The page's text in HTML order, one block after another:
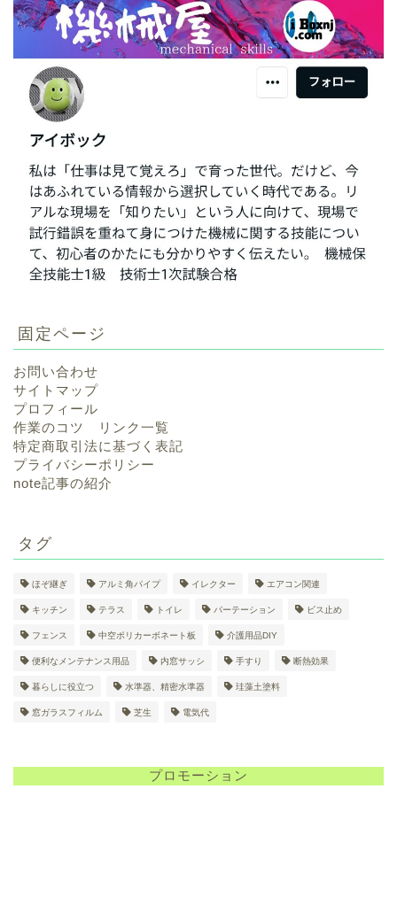
固定ページ
お問い合わせ
サイトマップ
プロフィール
作業のコツ リンク一覧
特定商取引法に基づく表記
プライバシーポリシー
note記事の紹介
タグ
ほぞ継ぎ アルミ角パイプ イレクター エアコン関連
キッチン テラス トイレ パーテーション ビス止め
フェンス 中空ポリカーボネート板 介護用品DIY
便利なメンテナンス用品 内窓サッシ 手すり 断熱効果
暮らしに役立つ 水準器、精密水準器 珪藻土塗料
窓ガラスフィルム 芝生 電気代
プロモーション